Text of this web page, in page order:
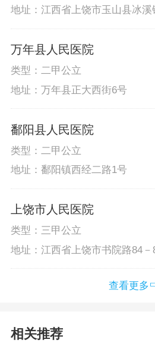
地址：江西省上饶市玉山县冰
万年县人民医院
类型：二甲公立
地址：万年县正大西街6号
鄱阳县人民医院
类型：二甲公立
地址：鄱阳镇西经二路1号
上饶市人民医院
类型：三甲公立
地址：江西省上饶市书院路84－
查看更多
相关推荐